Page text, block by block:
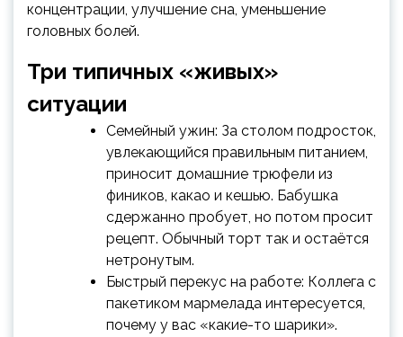
концентрации, улучшение сна, уменьшение
головных болей.
Три типичных «живых»
ситуации
Семейный ужин: За столом подросток,
увлекающийся правильным питанием,
приносит домашние трюфели из
фиников, какао и кешью. Бабушка
сдержанно пробует, но потом просит
рецепт. Обычный торт так и остаётся
нетронутым.
Быстрый перекус на работе: Коллега с
пакетиком мармелада интересуется,
почему у вас «какие-то шарики».